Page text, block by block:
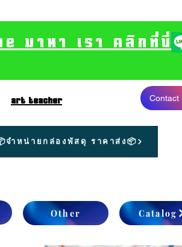
มาหา เรา คลิกที่นี่
art teacher Contact
จำหน่ายกล่องพัสดุ ราคาส่ง📦
Other Catalog